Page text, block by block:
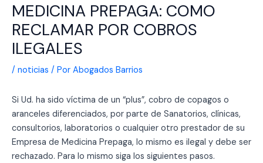
MEDICINA PREPAGA: COMO
RECLAMAR POR COBROS
ILEGALES
/ noticias / Por Abogados Barrios
Si Ud. ha sido víctima de un “plus”, cobro de copagos o
aranceles diferenciados, por parte de Sanatorios, clínicas,
consultorios, laboratorios o cualquier otro prestador de su
Empresa de Medicina Prepaga, lo mismo es ilegal y debe ser
rechazado. Para lo mismo siga los siguientes pasos.